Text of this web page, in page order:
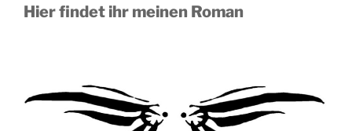
Hier findet ihr meinen Roman